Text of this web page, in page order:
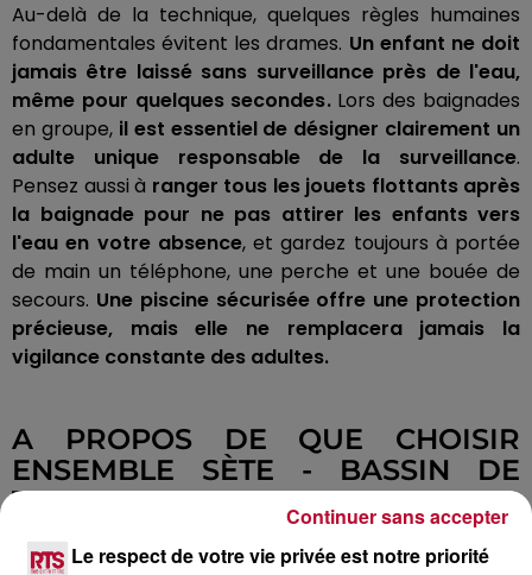
Au-delà de la technique, quelques règles humaines
fondamentales évitent les drames. Un enfant ne doit
jamais être laissé sans surveillance près de l'eau,
même pour quelques secondes.Lors des baignades
en groupe,il est essentiel de désigner clairement un
adulte unique responsable de la surveillance.
Pensez aussi à ranger tous les jouets flottants après
la baignade pour ne pas attirer les enfants vers
l'eau en votre absence, et gardez toujours à portée
de main un téléphone, une perche et une bouée de
secours. Une piscine sécurisée offre une protection
précieuse, mais elle ne remplacera jamais la
vigilance constante des adultes.
A PROPOS DE QUE CHOISIR
ENSEMBLE SÈTE - BASSIN DE
THAU
Le respect de votre vie privée est notre priorité
Continuer sans accepter